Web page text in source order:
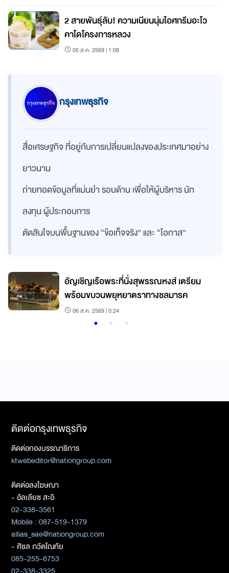
2 สายพันธุ์ลับ! ความเนียนนุ่มไอศกรีมอะโว
คาโดโครงการหลวง
05 ส.ค. 2569 | 1:08
กรุงเทพธุรกิจ
สื่อเศรษฐกิจ ที่อยู่กับการเปลี่ยนแปลงของประเทศมาอย่าง
ยาวนาน
ถ่ายทอดข้อมูลที่แม่นยำ รอบด้าน เพื่อให้ผู้บริหาร นัก
ลงทุน ผู้ประกอบการ
ตัดสินใจบนพื้นฐานของ “ข้อเท็จจริง” และ “โอกาส”
อัญเชิญเรือพระที่นั่งสุพรรณหงส์ เตรียม
พร้อมขบวนพยุหยาตราทางชลมารค
06 ส.ค. 2569 | 0:24
ติดต่อกรุงเทพธุรกิจ
ติดต่อกองบรรณาธิการ
ktwebeditor@nationgroup.com
ติดต่อลงโฆษณา
- อัลเลียซ สะอิ
02-338-3561
Mobile : 087-519-1379
allias_sae@nationgroup.com
- ศิชล ภวัตโณทัย
085-255-6753